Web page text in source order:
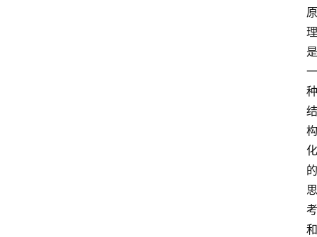
原
理
是
一
种
结
构
化
的
思
考
和